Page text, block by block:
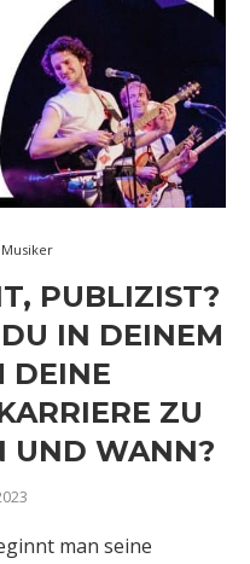
PUBLIZIST?
IN DEINEM
DEINE
ZU
UND WANN?
man seine